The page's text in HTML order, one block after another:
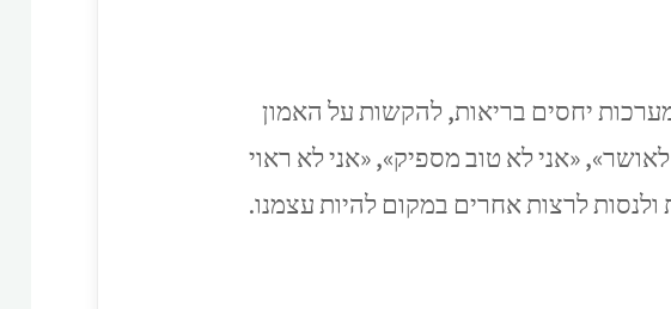
יחסים בריאות, להקשות על האמון
«אני לא טוב מספיק», «אני לא ראוי
לרצות אחרים במקום להיות עצמנו.